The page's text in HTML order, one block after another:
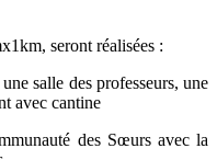
seront réalisées :
salle des professeurs, une
avec cantine
des Sœurs avec la